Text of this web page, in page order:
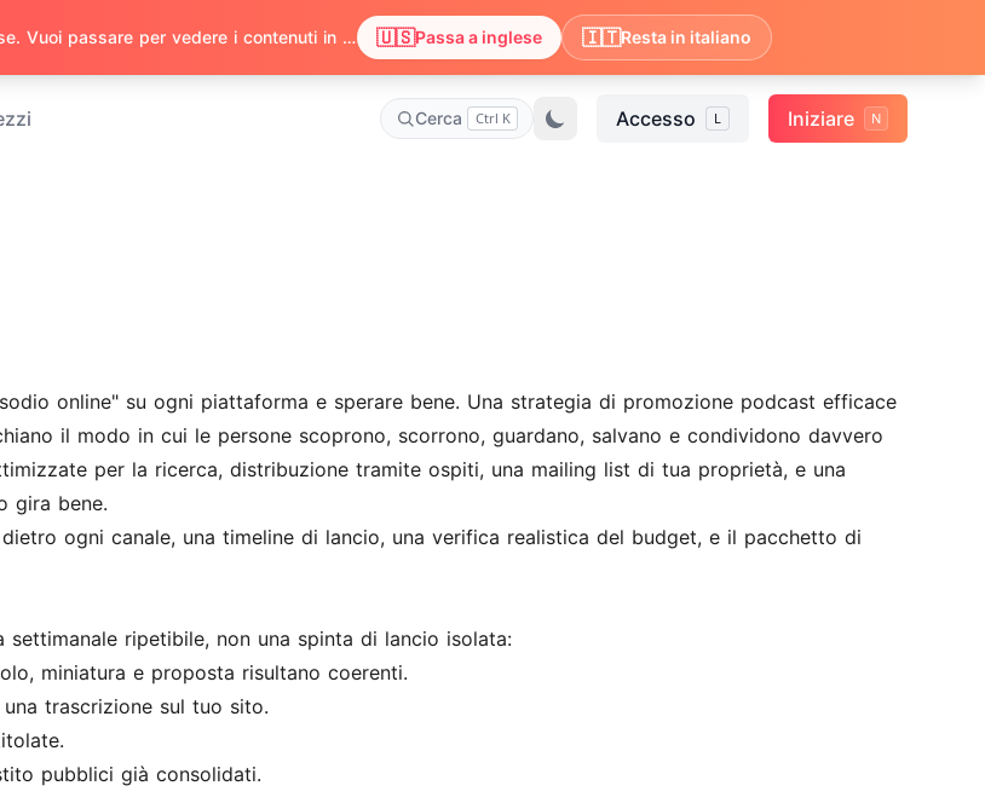
Cerca Ctrl K Accesso L Iniziare N
online" su ogni piattaforma e sperare bene. Una strategia di promozione podcast efficace
il modo in cui le persone scoprono, scorrono, guardano, salvano e condividono davvero
per la ricerca, distribuzione tramite ospiti, una mailing list di tua proprietà, e una
gira bene.
ogni canale, una timeline di lancio, una verifica realistica del budget, e il pacchetto di
ripetibile, non una spinta di lancio isolata:
miniatura e proposta risultano coerenti.
trascrizione sul tuo sito.
pubblici già consolidati.
Abbiamo notato che il tuo browser preferisce inglese. Vuoi passare per vedere i contenuti in inglese? 🇺🇸Passa a inglese 🇮🇹Resta in italiano